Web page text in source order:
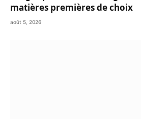
matières premières de choix
août 5, 2026